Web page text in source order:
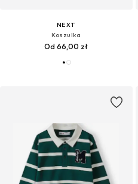
NEXT
Koszulka
Od 66,00 zł